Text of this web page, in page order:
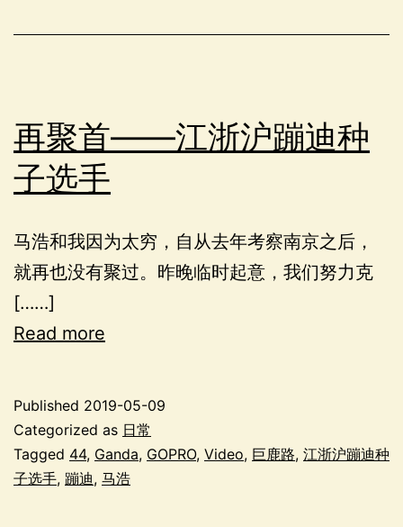
再聚首——江浙沪蹦迪种
子选手
马浩和我因为太穷，自从去年考察南京之后，
就再也没有聚过。昨晚临时起意，我们努力克
[……]
Read more
Published 2019-05-09
Categorized as 日常
Tagged 44, Ganda, GOPRO, Video, 巨鹿路, 江浙沪蹦迪种
子选手, 蹦迪, 马浩